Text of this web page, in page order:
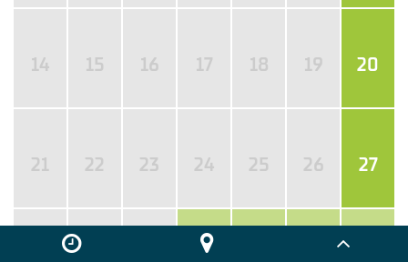
14 15 16 17 18 19 20
21 22 23 24 25 26 27